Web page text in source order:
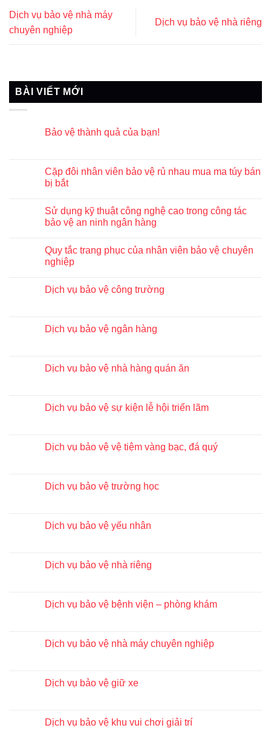
Dịch vụ bảo vệ nhà máy
chuyên nghiệp
Dịch vụ bảo vệ nhà riêng
BÀI VIẾT MỚI
Bảo vệ thành quả của bạn!
Cặp đôi nhân viên bảo vệ rủ nhau mua ma túy bán
bị bắt
Sử dụng kỹ thuật công nghệ cao trong công tác
bảo vệ an ninh ngân hàng
Quy tắc trang phục của nhân viên bảo vệ chuyên
nghiệp
Dịch vụ bảo vệ công trường
Dịch vụ bảo vệ ngân hàng
Dịch vụ bảo vệ nhà hàng quán ăn
Dịch vụ bảo vệ sự kiện lễ hội triển lãm
Dịch vụ bảo vệ vệ tiệm vàng bạc, đá quý
Dịch vụ bảo vệ trường học
Dịch vụ bảo vệ yếu nhân
Dịch vụ bảo vệ nhà riêng
Dịch vụ bảo vệ bệnh viện – phòng khám
Dịch vụ bảo vệ nhà máy chuyên nghiệp
Dịch vụ bảo vệ giữ xe
Dịch vụ bảo vệ khu vui chơi giải trí